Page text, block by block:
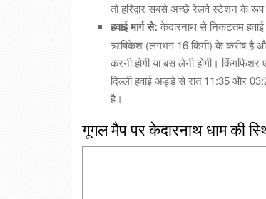
तो हरिद्वार सबसे अच्छे रेलवे स्टेशन के रूप
हवाई मार्ग से: केदारनाथ से निकटतम
ऋषिकेश (लगभग 16 किमी) के करीब है
करनी होगी या बस लेनी होगी।
दिल्ली हवाई अड्डे से रात 11:35 और
है।
गूगल मैप पर केदारनाथ धाम की